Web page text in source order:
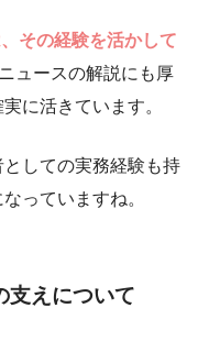
その経験を活かして
ュースの解説にも厚
に活きています。
しての実務経験も持
っていますね。
支えについて